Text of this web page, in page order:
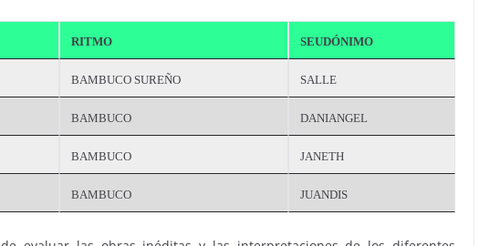
RITMO SEUDÓNIMO
BAMBUCO SUREÑO SALLE
BAMBUCO DANIANGEL
BAMBUCO JANETH
BAMBUCO JUANDIS